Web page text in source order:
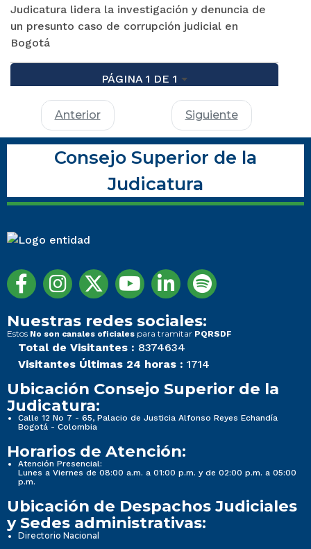
Judicatura lidera la investigación y denuncia de
un presunto caso de corrupción judicial en
Bogotá
PÁGINA 1 DE 1
Anterior Siguiente
Consejo Superior de la
Judicatura
Nuestras redes sociales:
Estos No son canales oficiales para tramitar PQRSDF
Total de Visitantes : 8374634
Visitantes Últimas 24 horas : 1714
Ubicación Consejo Superior de la
Judicatura:
Calle 12 No 7 - 65, Palacio de Justicia Alfonso Reyes Echandía
Bogotá - Colombia
Horarios de Atención:
Atención Presencial:
Lunes a Viernes de 08:00 a.m. a 01:00 p.m. y de 02:00 p.m. a 05:00
p.m.
Ubicación de Despachos Judiciales
y Sedes administrativas:
Directorio Nacional